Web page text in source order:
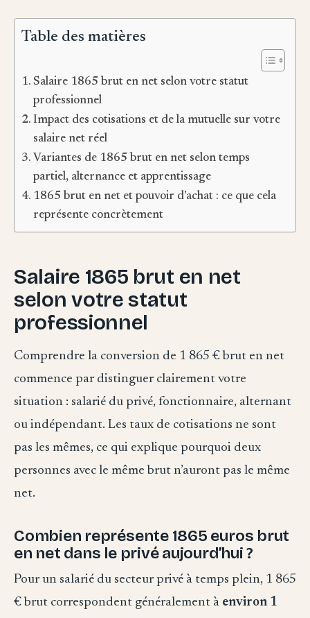
Table des matières
Salaire 1865 brut en net selon votre statut
professionnel
Impact des cotisations et de la mutuelle sur votre
salaire net réel
Variantes de 1865 brut en net selon temps
partiel, alternance et apprentissage
1865 brut en net et pouvoir d’achat : ce que cela
représente concrètement
Salaire 1865 brut en net
selon votre statut
professionnel
Comprendre la conversion de 1 865 € brut en net
commence par distinguer clairement votre
situation : salarié du privé, fonctionnaire, alternant
ou indépendant. Les taux de cotisations ne sont
pas les mêmes, ce qui explique pourquoi deux
personnes avec le même brut n’auront pas le même
net.
Combien représente 1865 euros brut
en net dans le privé aujourd’hui ?
Pour un salarié du secteur privé à temps plein, 1 865
€ brut correspondent généralement à environ 1